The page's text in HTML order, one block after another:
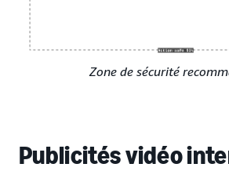
Zone de sécurité
Publicités vidéo